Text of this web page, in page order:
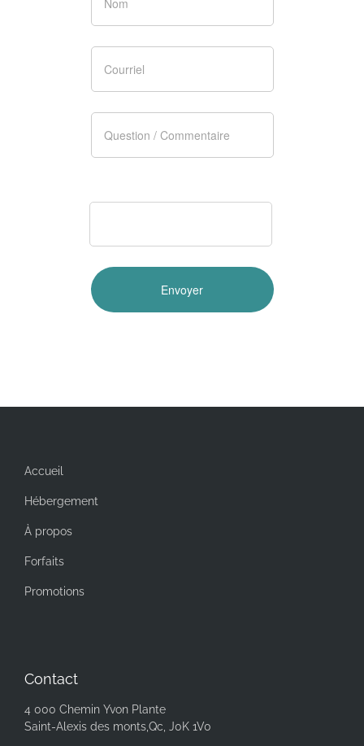
Accueil
Hébergement
À propos
Forfaits
Promotions
Contact
4 000 Chemin Yvon Plante
Saint-Alexis des monts,Qc, J0K 1V0